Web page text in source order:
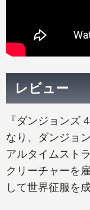
レビュー
『ダンジョンズ
なり、ダンジョ
アルタイムスト
クリーチャーを
して世界征服を